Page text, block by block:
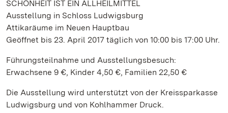
SCHÖNHEIT IST EIN ALLHEILMITTEL
Ausstellung in Schloss Ludwigsburg
Attikaräume im Neuen Hauptbau
Geöffnet bis 23. April 2017 täglich von 10:00 bis 17:00 Uhr.
Führungsteilnahme und Ausstellungsbesuch:
Erwachsene 9 €, Kinder 4,50 €, Familien 22,50 €
Die Ausstellung wird unterstützt von der Kreissparkasse
Ludwigsburg und von Kohlhammer Druck.